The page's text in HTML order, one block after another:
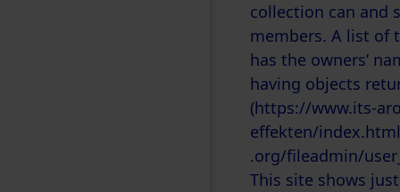
collection can and
members. A list of
has the owners’
having objects
(https://www.its-
effekten/
.org/fileadmin/
This site shows